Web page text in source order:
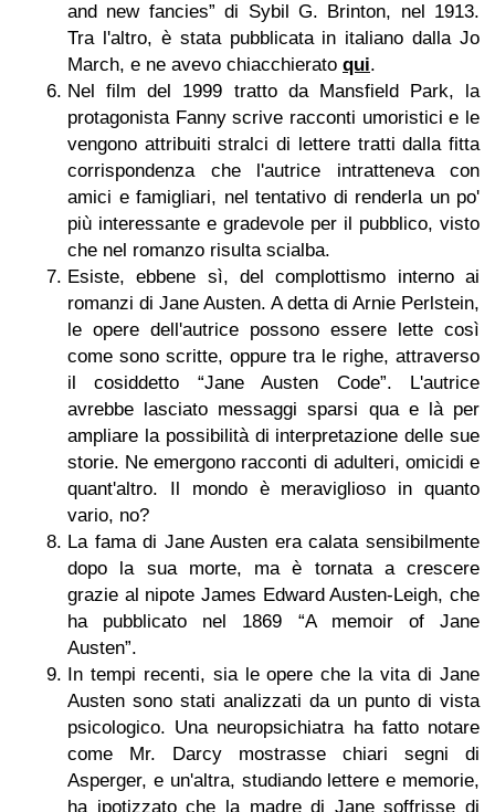
and new fancies” di Sybil G. Brinton, nel 1913.
Tra l'altro, è stata pubblicata in italiano dalla Jo
March, e ne avevo chiacchierato qui.
Nel film del 1999 tratto da Mansfield Park, la
protagonista Fanny scrive racconti umoristici e le
vengono attribuiti stralci di lettere tratti dalla fitta
corrispondenza che l'autrice intratteneva con
amici e famigliari, nel tentativo di renderla un po'
più interessante e gradevole per il pubblico, visto
che nel romanzo risulta scialba.
Esiste, ebbene sì, del complottismo interno ai
romanzi di Jane Austen. A detta di Arnie Perlstein,
le opere dell'autrice possono essere lette così
come sono scritte, oppure tra le righe, attraverso
il cosiddetto “Jane Austen Code”. L'autrice
avrebbe lasciato messaggi sparsi qua e là per
ampliare la possibilità di interpretazione delle sue
storie. Ne emergono racconti di adulteri, omicidi e
quant'altro. Il mondo è meraviglioso in quanto
vario, no?
La fama di Jane Austen era calata sensibilmente
dopo la sua morte, ma è tornata a crescere
grazie al nipote James Edward Austen-Leigh, che
ha pubblicato nel 1869 “A memoir of Jane
Austen”.
In tempi recenti, sia le opere che la vita di Jane
Austen sono stati analizzati da un punto di vista
psicologico. Una neuropsichiatra ha fatto notare
come Mr. Darcy mostrasse chiari segni di
Asperger, e un'altra, studiando lettere e memorie,
ha ipotizzato che la madre di Jane soffrisse di